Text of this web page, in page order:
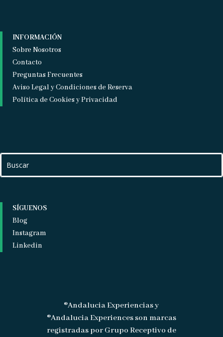
INFORMACIÓN
Sobre Nosotros
Contacto
Preguntas Frecuentes
Aviso Legal y Condiciones de Reserva
Política de Cookies y Privacidad
SÍGUENOS
Blog
Instagram
Linkedin
®Andalucia Experiencias y
®Andalucia Experiences son marcas
registradas por Grupo Receptivo de